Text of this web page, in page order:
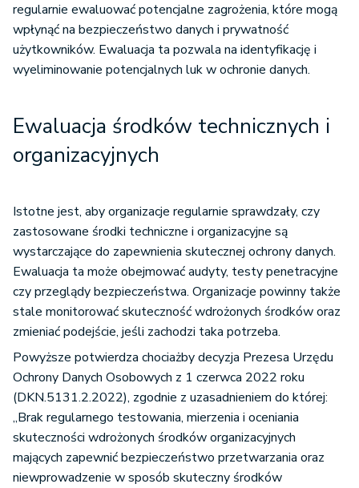
regularnie ewaluować potencjalne zagrożenia, które mogą
wpłynąć na bezpieczeństwo danych i prywatność
użytkowników. Ewaluacja ta pozwala na identyfikację i
wyeliminowanie potencjalnych luk w ochronie danych.
Ewaluacja środków technicznych i
organizacyjnych
Istotne jest, aby organizacje regularnie sprawdzały, czy
zastosowane środki techniczne i organizacyjne są
wystarczające do zapewnienia skutecznej ochrony danych.
Ewaluacja ta może obejmować audyty, testy penetracyjne
czy przeglądy bezpieczeństwa. Organizacje powinny także
stale monitorować skuteczność wdrożonych środków oraz
zmieniać podejście, jeśli zachodzi taka potrzeba.
Powyższe potwierdza chociażby decyzja Prezesa Urzędu
Ochrony Danych Osobowych z 1 czerwca 2022 roku
(DKN.5131.2.2022), zgodnie z uzasadnieniem do której:
„Brak regularnego testowania, mierzenia i oceniania
skuteczności wdrożonych środków organizacyjnych
mających zapewnić bezpieczeństwo przetwarzania oraz
niewprowadzenie w sposób skuteczny środków